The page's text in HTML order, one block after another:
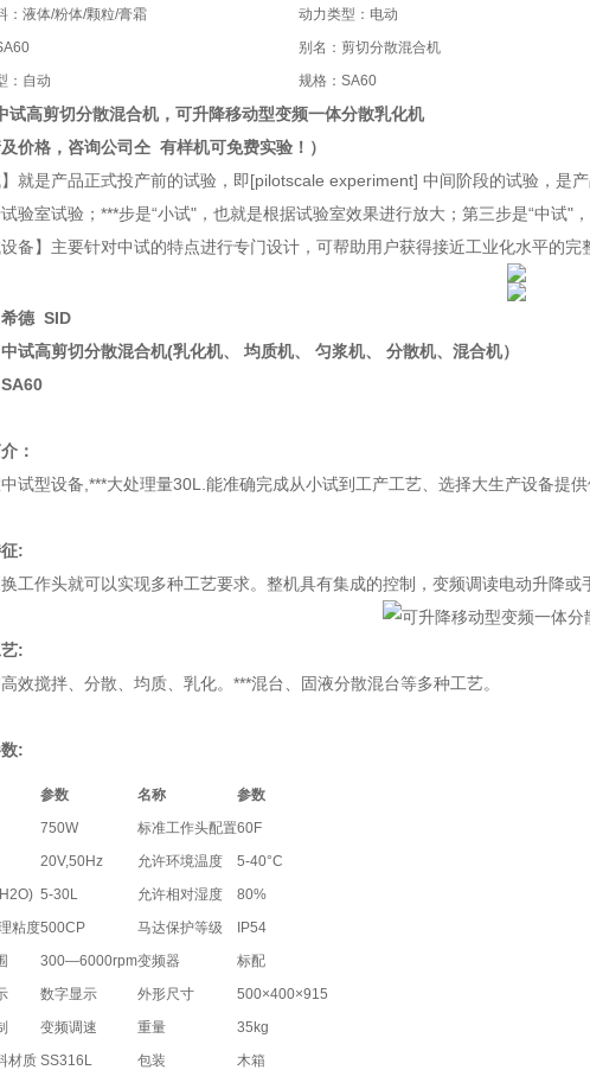
：液体/粉体/颗粒/膏霜
动力类型：电动
别名：剪切分散混合机
：自动
规格：SA60
试高剪切分散混合机， 可升降移动型变频一体分散乳化机
及价格，咨询公司仝 有样机可免费实验！）
】就是产品正式投产前的试验，即[pilotscale experiment] 中间阶段的试验，是
验室试验；***步是“小试"，也就是根据试验室效果进行放大；第三步是“中试"
设备】主要针对中试的特点进行专门设计，可帮助用户获得接近工业化水平的
德SID
中试高剪切分散混合机(乳化机、 均质机、 匀浆机、 分散机、混合机）
SA60
：
试型设备,***大处理量30L.能准确完成从小试到工产工艺、选择大生产设备提供
:
工作头就可以实现多种工艺要求。整机具有集成的控制，变频调读电动升降或
:
效搅拌、分散、均质、乳化。***混台、固液分散混台等多种工艺。
:
参数 名称
参数
750W 标准工作头配置60F
20V,50Hz 允许环境温度
5-40°C
5-30L 允许相对湿度
80%
粘度500CP 马达保护等级
IP54
300—6000rpm变频器
标配
数字显示 外形尺寸
500×400×915
变频调速 重量
35kg
材质 SS316L 包装
木箱